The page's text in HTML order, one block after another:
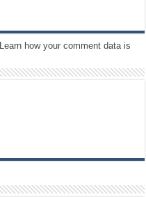
Learn how your comment data is